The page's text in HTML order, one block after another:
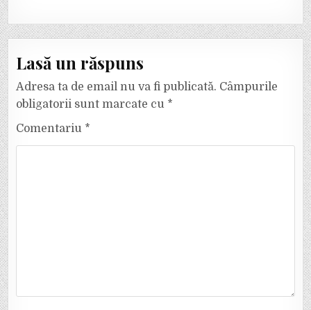
Lasă un răspuns
Adresa ta de email nu va fi publicată. Câmpurile
obligatorii sunt marcate cu *
Comentariu *